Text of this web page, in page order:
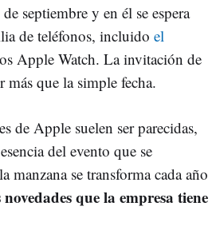
septiembre y en él se espera
de teléfonos, incluido el
Apple Watch. La invitación de
más que la simple fecha.
de Apple suelen ser parecidas,
del evento que se
manzana se transforma cada año
que la empresa tiene